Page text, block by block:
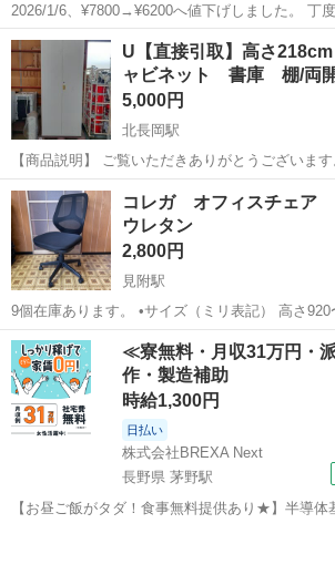
2026/1/6、¥7800→¥6200へ値下げしました。 丁度真ん中で2分割出来
ます。 サイズは写真5
新潟 柏崎市 オフィス用家具
U【直接引取】高さ
ャビネット 書庫 棚/両
5,000円
北長岡駅
【商品説明】 ご覧いただきありがとうございま
タイプの大型オフィスキャビネットです。 直接
お願いいたします。 ○メーカー名：不明 ○サイズ（外寸）：（約）幅
89.5c...
新潟 長岡市 北長岡駅
コレガ オフィスチェア
ウレタン
2,800円
見附駅
9個在庫あります。 •サイズ（ミリ表記） 高さ920〜1020 幅640 奥行き
640 座面高さ430〜530 •動作、状態説明 動作確認済み、状態良いで
す。 #みつけた家具 で検索すると当店のカ
新潟 見附市 見附駅 オフィス用家具
≪寮無料・月収31万円・
作・製造補助
時給1,300円
日払い
株式会社BREXA Next
長野県 茅野駅
【お昼ご飯がタダ！食事無料提供あり★】半導体